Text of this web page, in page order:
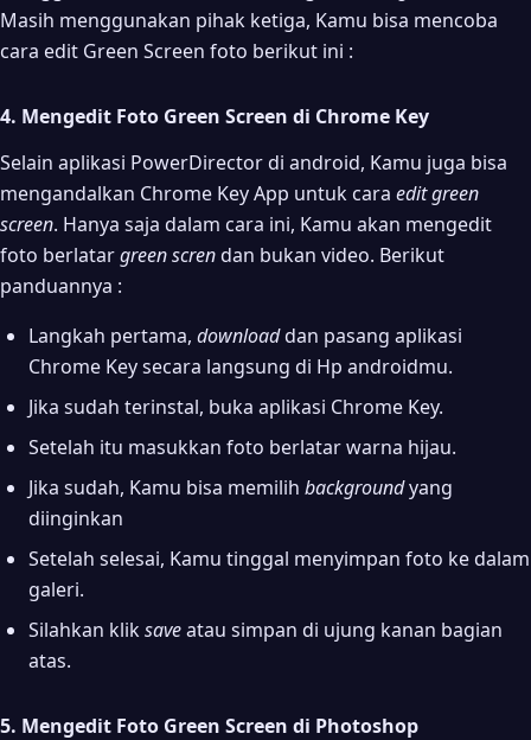
Masih menggunakan pihak ketiga, Kamu bisa mencoba
cara edit Green Screen foto berikut ini :
4. Mengedit Foto Green Screen di Chrome Key
Selain aplikasi PowerDirector di android, Kamu juga bisa
mengandalkan Chrome Key App untuk cara editgreen
screen. Hanya saja dalam cara ini, Kamu akan mengedit
foto berlatargreen screndan bukan video. Berikut
panduannya :
Langkah pertama, downloaddan pasang aplikasi
Chrome Key secara langsung di Hp androidmu.
Jika sudah terinstal, buka aplikasi Chrome Key.
Setelah itu masukkan foto berlatar warna hijau.
Jika sudah, Kamu bisa memilih backgroundyang
diinginkan
Setelah selesai, Kamu tinggal menyimpan foto ke dalam
galeri.
Silahkan kliksaveatau simpan di ujung kanan bagian
atas.
5. Mengedit Foto Green Screen di Photoshop